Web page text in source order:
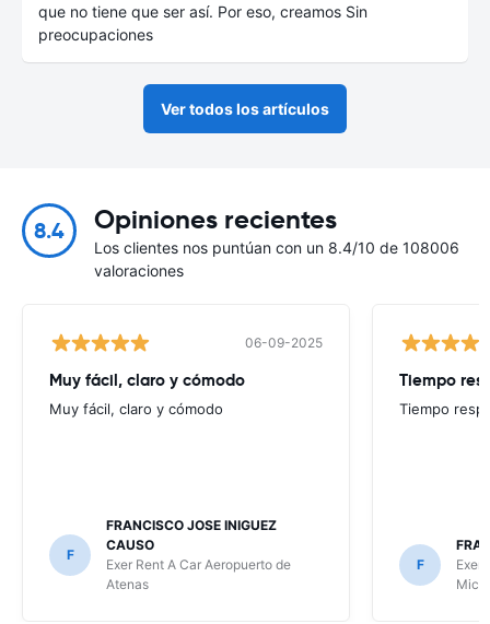
que no tiene que ser así. Por eso, creamos Sin
preocupaciones
Ver todos los artículos
8.4 Opiniones recientes
Los clientes nos puntúan con un 8.4/10 de 108006
valoraciones
06-09-2025
Muy fácil, claro y cómodo
Muy fácil, claro y cómodo
F
FRANCISCO JOSE INIGUEZ
CAUSO
Exer Rent A Car Aeropuerto de
Atenas
Tiempo
Tiempo
F
Exer